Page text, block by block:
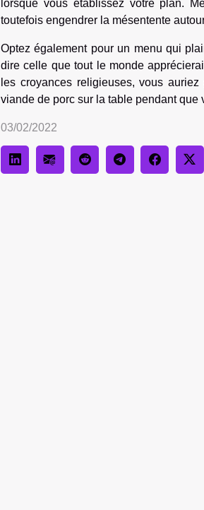
lorsque vous établissez votre plan.
toutefois engendrer la mésentente
Optez également pour un menu qui
dire celle que tout le monde
les croyances religieuses, vous
viande de porc sur la table pendant
03/02/2022